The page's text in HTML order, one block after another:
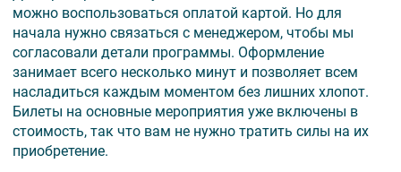
можно воспользоваться оплатой картой. Но для
начала нужно связаться с менеджером, чтобы мы
согласовали детали программы. Оформление
занимает всего несколько минут и позволяет всем
насладиться каждым моментом без лишних хлопот.
Билеты на основные мероприятия уже включены в
стоимость, так что вам не нужно тратить силы на их
приобретение.